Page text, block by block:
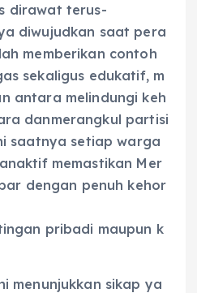
dirawat terus-
diwujudkan saat pera
memberikan contoh
sekaligus edukatif, m
antara melindungi keh
danmerangkul partisi
saatnya setiap warga
memastikan Mer
dengan penuh kehor
pribadi maupun k
menunjukkan sikap ya